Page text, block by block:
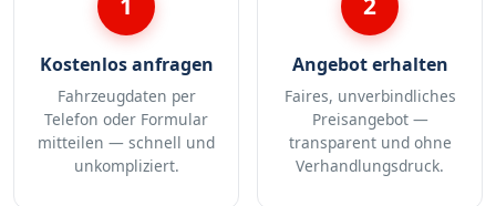
Kostenlos anfragen
Fahrzeugdaten per
Telefon oder Formular
mitteilen — schnell und
unkompliziert.
Angebot erhalten
Faires, unverbindliches
Preisangebot —
transparent und ohne
Verhandlungsdruck.